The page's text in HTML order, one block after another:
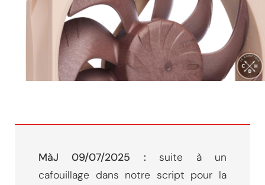
MàJ 09/07/2025 : suite à un
cafouillage dans notre script pour la